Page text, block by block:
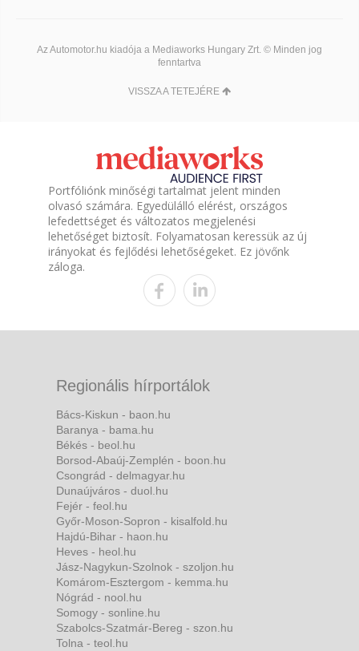
Az Automotor.hu kiadója a Mediaworks Hungary Zrt. © Minden jog
fenntartva
VISSZA A TETEJÉRE
Portfóliónk minőségi tartalmat jelent minden
olvasó számára. Egyedülálló elérést, országos
lefedettséget és változatos megjelenési
lehetőséget biztosít. Folyamatosan keressük az új
irányokat és fejlődési lehetőségeket. Ez jövőnk
záloga.
Regionális hírportálok
Bács-Kiskun - baon.hu
Baranya - bama.hu
Békés - beol.hu
Borsod-Abaúj-Zemplén - boon.hu
Csongrád - delmagyar.hu
Dunaújváros - duol.hu
Fejér - feol.hu
Győr-Moson-Sopron - kisalfold.hu
Hajdú-Bihar - haon.hu
Heves - heol.hu
Jász-Nagykun-Szolnok - szoljon.hu
Komárom-Esztergom - kemma.hu
Nógrád - nool.hu
Somogy - sonline.hu
Szabolcs-Szatmár-Bereg - szon.hu
Tolna - teol.hu